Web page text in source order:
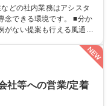
当。 担当顧客は
点担当、並行10～15案
作成、アポ調整、Web会
立ち後は、自己裁量でスケ
働き方が可能な環境で
どの社内業務はアシスタ
きる環境です。 ■分か
がない提案も行える風通し
先の数字ではなく、顧客と
決にじっくり向き合いた
ノルマのプレッシャーは
社等への営業/定着